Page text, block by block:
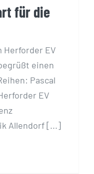
für die
Herforder EV
einen
Pascal
EV
Allendorf [...]